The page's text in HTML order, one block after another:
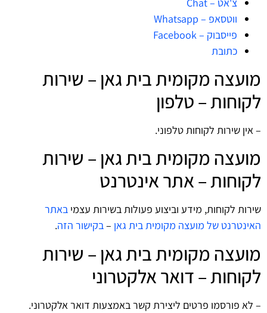
ווטסאפ – Whatsapp
פייסבוק – Facebook
כתובת
מועצה מקומית בית גאן – שירות
לקוחות – טלפון
– אין שירות לקוחות טלפוני.
מועצה מקומית בית גאן – שירות
לקוחות – אתר אינטרנט
שירות לקוחות, מידע וביצוע פעולות בשירות עצמי באתר
האינטרנט של מועצה מקומית בית גאן –בקישור הזה.
מועצה מקומית בית גאן – שירות
לקוחות – דואר אלקטרוני
– לא פורסמו פרטים ליצירת קשר באמצעות דואר אלקטרוני.